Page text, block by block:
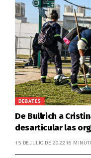
DEBATES
De Bullrich a
desarticular las
15 DE JULIO DE 2022 16